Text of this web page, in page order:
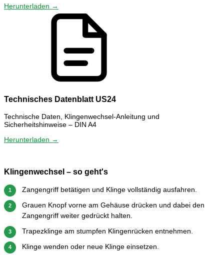
Herunterladen →
Technisches Datenblatt US24
Technische Daten, Klingenwechsel-Anleitung und
Sicherheitshinweise – DIN A4
Herunterladen →
Klingenwechsel – so geht's
1 Zangengriff betätigen und Klinge vollständig ausfahren.
2
Grauen Knopf vorne am Gehäuse drücken und dabei den
Zangengriff weiter gedrückt halten.
3 Trapezklinge am stumpfen Klingenrücken entnehmen.
4 Klinge wenden oder neue Klinge einsetzen.